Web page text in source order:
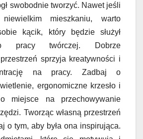
swobodnie tworzyć. Nawet jeśli
mieszkaniu, warto
kącik, który będzie służył
pracy twórczej. Dobrze
sprzyja kreatywności i
na pracy. Zadbaj o
ergonomiczne krzesło i
miejsce na przechowywanie
Tworząc własną przestrzeń
o tym, aby była ona inspirująca.